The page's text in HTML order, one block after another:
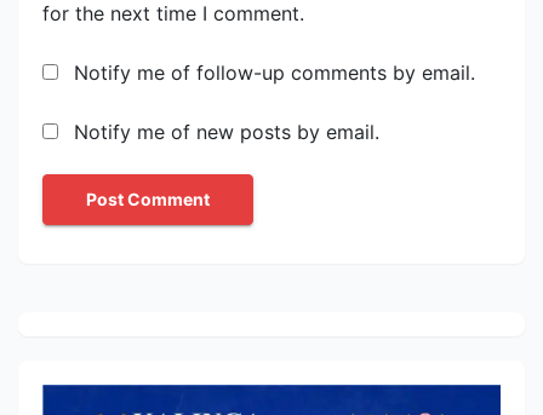
for the next time I comment.
Notify me of follow-up comments by email.
Notify me of new posts by email.